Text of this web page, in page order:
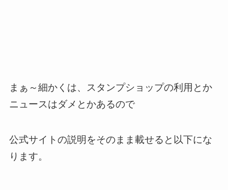
まぁ～細かくは、スタンプショップの利用とか
ニュースはダメとかあるので
公式サイトの説明をそのまま載せると以下にな
ります。